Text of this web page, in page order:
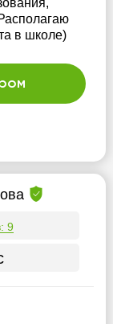
в школе)
9